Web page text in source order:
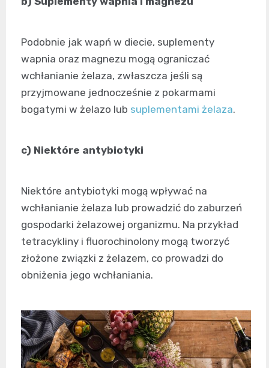
Podobnie jak wapń w diecie, suplementy
wapnia oraz magnezu mogą ograniczać
wchłanianie żelaza, zwłaszcza jeśli są
przyjmowane jednocześnie z pokarmami
bogatymi w żelazo lub suplementami żelaza.
c) Niektóre antybiotyki
Niektóre antybiotyki mogą wpływać na
wchłanianie żelaza lub prowadzić do zaburzeń
gospodarki żelazowej organizmu. Na przykład
tetracykliny i fluorochinolony mogą tworzyć
złożone związki z żelazem, co prowadzi do
obniżenia jego wchłaniania.